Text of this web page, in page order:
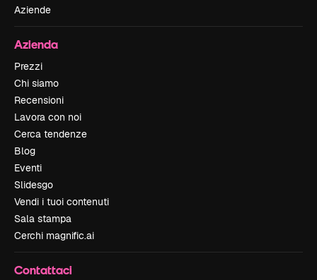
Aziende
Azienda
Prezzi
Chi siamo
Recensioni
Lavora con noi
Cerca tendenze
Blog
Eventi
Slidesgo
Vendi i tuoi contenuti
Sala stampa
Cerchi magnific.ai
Contattaci